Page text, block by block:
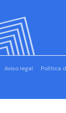
Aviso legal Política